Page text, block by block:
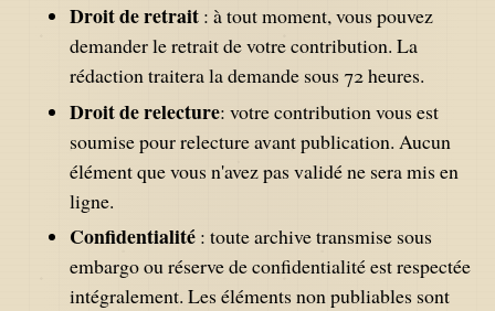
Droit de retrait: à tout moment, vous pouvez
demander le retrait de votre contribution. La
rédaction traitera la demande sous 72 heures.
Droit de relecture: votre contribution vous est
soumise pour relecture avant publication. Aucun
élément que vous n'avez pas validé ne sera mis en
ligne.
Confidentialité: toute archive transmise sous
embargo ou réserve de confidentialité est respectée
intégralement. Les éléments non publiables sont